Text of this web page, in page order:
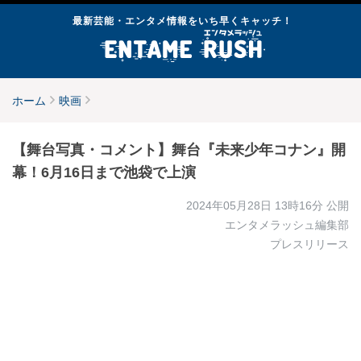
最新芸能・エンタメ情報をいち早くキャッチ！
ホーム 映画
【舞台写真・コメント】舞台『未来少年コナン』開
幕！6月16日まで池袋で上演
2024年05月28日 13時16分 公開
エンタメラッシュ編集部
プレスリリース